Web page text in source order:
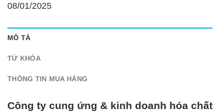
08/01/2025
MÔ TẢ
TỪ KHÓA
THÔNG TIN MUA HÀNG
Công ty cung ứng & kinh doanh hóa chất